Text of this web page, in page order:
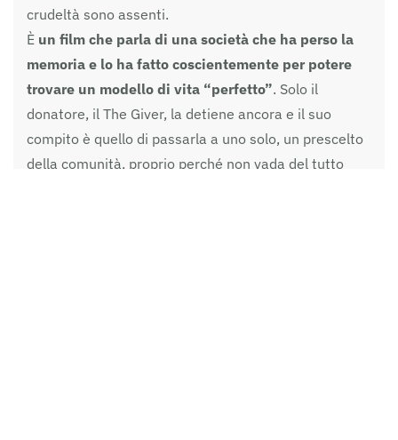
crudeltà sono assenti.
È un film che parla di una società che ha perso la
memoria e lo ha fatto coscientemente per potere
trovare un modello di vita “perfetto”. Solo il
donatore, il The Giver, la detiene ancora e il suo
compito è quello di passarla a uno solo, un prescelto
della comunità, proprio perché non vada del tutto